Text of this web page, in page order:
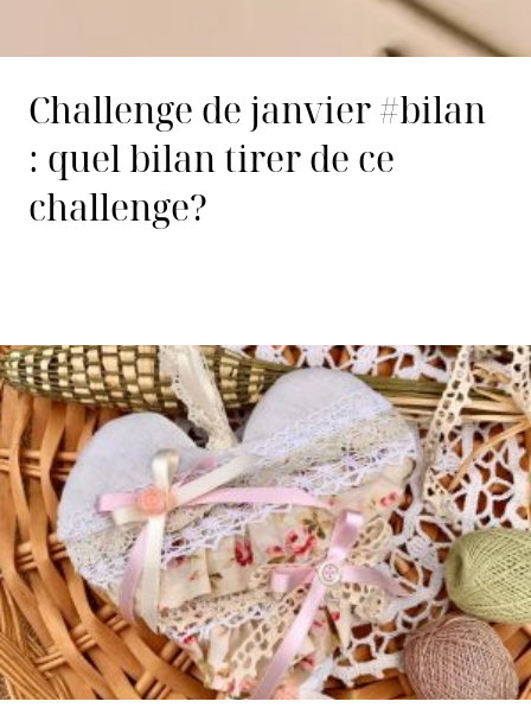
Challenge de janvier #bilan
: quel bilan tirer de ce
challenge?